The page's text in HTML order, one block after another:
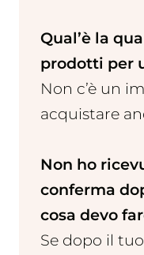
Qual’è la
prodotti per
Non c’è un
acquistare
Non ho
conferma
cosa devo
Se dopo il